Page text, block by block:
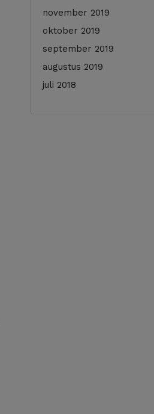
november 2019
oktober 2019
september 2019
augustus 2019
juli 2018